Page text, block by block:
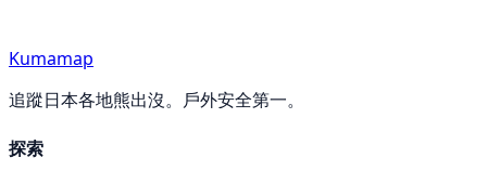
Kumamap
追蹤日本各地熊出沒。戶外安全第一。
探索